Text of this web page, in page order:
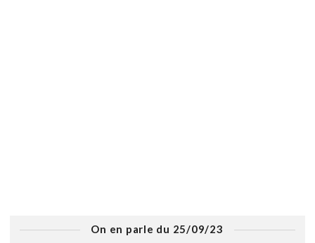
On en parle du 25/09/23